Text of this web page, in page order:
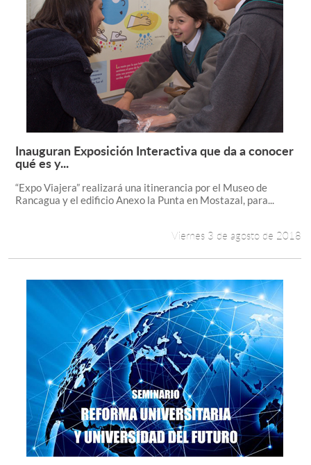
Leer más +
Inauguran Exposición Interactiva que da a conocer
qué es y...
“Expo Viajera” realizará una itinerancia por el Museo de
Rancagua y el edificio Anexo la Punta en Mostazal, para...
Viernes 3 de agosto de 2018